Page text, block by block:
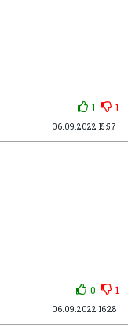
1 1
06.09.2022 15:57 |
0 1
06.09.2022 16:28 |